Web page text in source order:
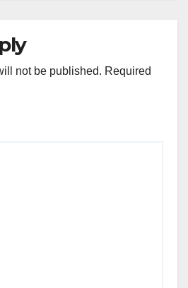
not be published. Required